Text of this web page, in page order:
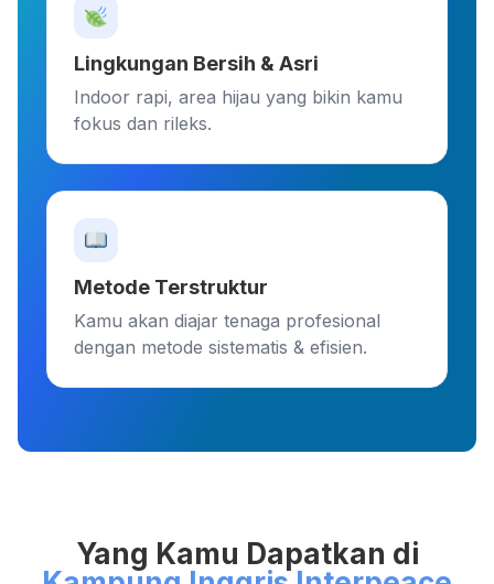
Lingkungan Bersih & Asri
Indoor rapi, area hijau yang bikin kamu
fokus dan rileks.
Metode Terstruktur
Kamu akan diajar tenaga profesional
dengan metode sistematis & efisien.
Yang Kamu Dapatkan di